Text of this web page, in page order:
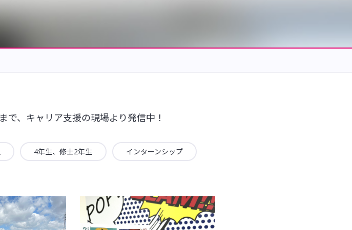
で、キャリア支援の現場より発信中！
4年生、修士2年生 インターンシップ